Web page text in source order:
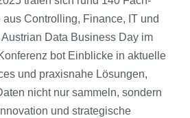
Controlling, Finance, IT und
Data Business Day im
bot Einblicke in aktuelle
und praxisnahe Lösungen,
nicht nur sammeln, sondern
und strategische